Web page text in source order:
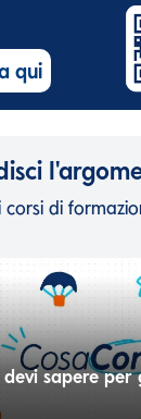
qui
corsi di
sapere per